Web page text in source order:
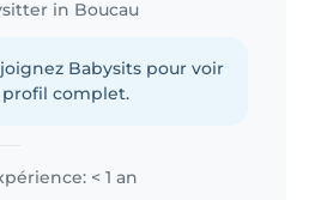
in Boucau
Babysits pour voir
profil complet.
< 1 an